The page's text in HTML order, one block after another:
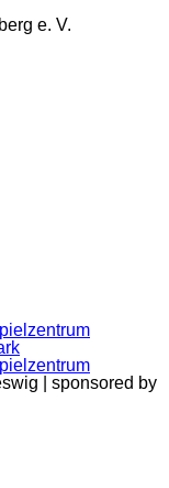
e. V.
| sponsored by